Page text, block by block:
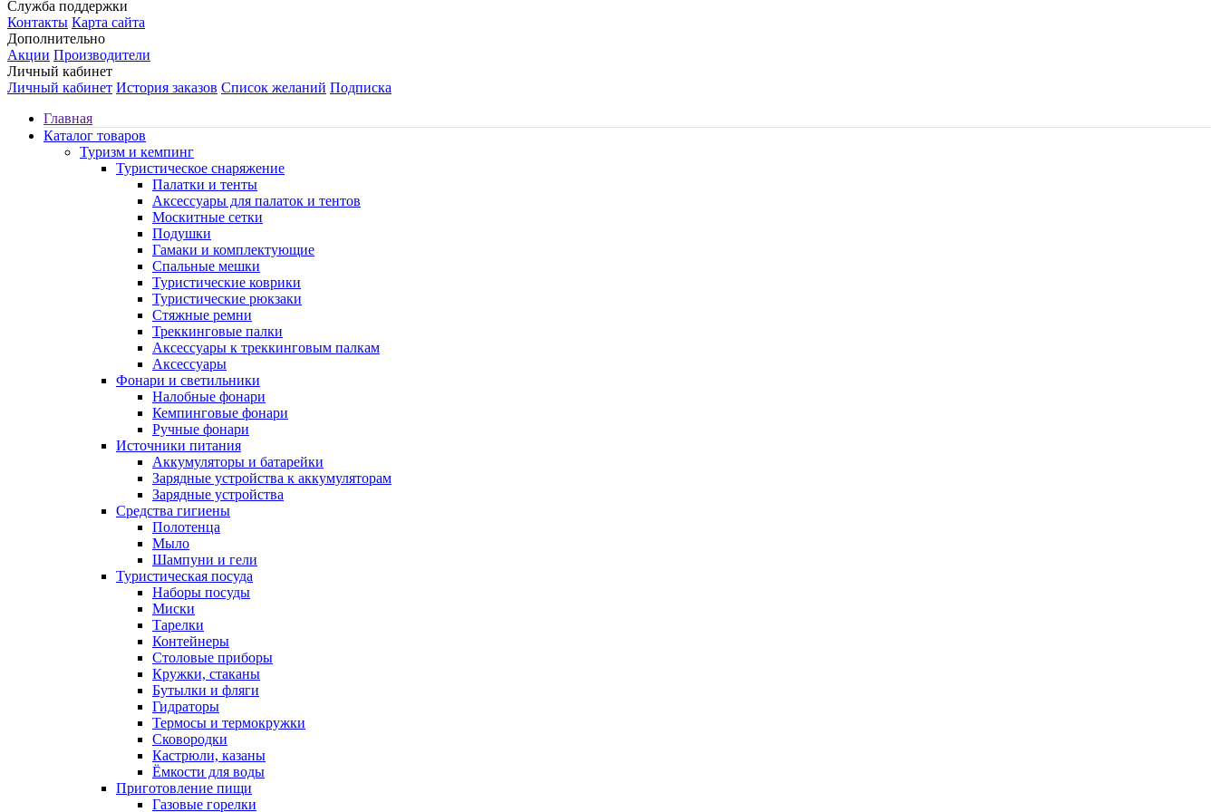
Служба поддержки
Контакты Карта сайта
Дополнительно
Акции Производители
Личный кабинет
Личный кабинет История заказов Список желаний Подписка
Главная
Каталог товаров
Туризм и кемпинг
Туристическое снаряжение
Палатки и тенты
Аксессуары для палаток и тентов
Москитные сетки
Подушки
Гамаки и комплектующие
Спальные мешки
Туристические коврики
Туристические рюкзаки
Стяжные ремни
Треккинговые палки
Аксессуары к треккинговым палкам
Аксессуары
Фонари и светильники
Налобные фонари
Кемпинговые фонари
Ручные фонари
Источники питания
Аккумуляторы и батарейки
Зарядные устройства к аккумуляторам
Зарядные устройства
Средства гигиены
Полотенца
Мыло
Шампуни и гели
Туристическая посуда
Наборы посуды
Миски
Тарелки
Контейнеры
Столовые приборы
Кружки, стаканы
Бутылки и фляги
Гидраторы
Термосы и термокружки
Сковородки
Кастрюли, казаны
Ёмкости для воды
Приготовление пищи
Газовые горелки